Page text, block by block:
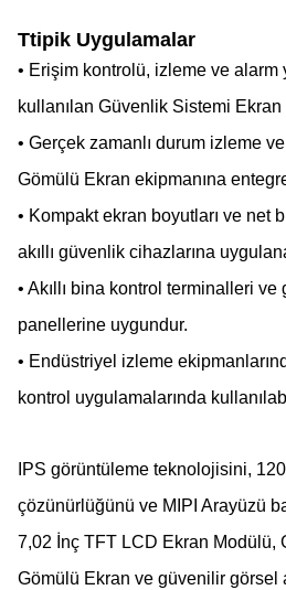
Ttipik Uygulamalar
• Erişim kontrolü, izleme ve
kullanılan Güvenlik Sistemi
• Gerçek zamanlı durum izleme
Gömülü Ekran ekipmanına
• Kompakt ekran boyutları ve net
akıllı güvenlik cihazlarına
• Akıllı bina kontrol terminalleri
panellerine uygundur.
• Endüstriyel izleme
kontrol uygulamalarında
IPS görüntüleme teknolojisini,
çözünürlüğünü ve MIPI Arayüzü
7,02 İnç TFT LCD Ekran Modülü,
Gömülü Ekran ve güvenilir görsel